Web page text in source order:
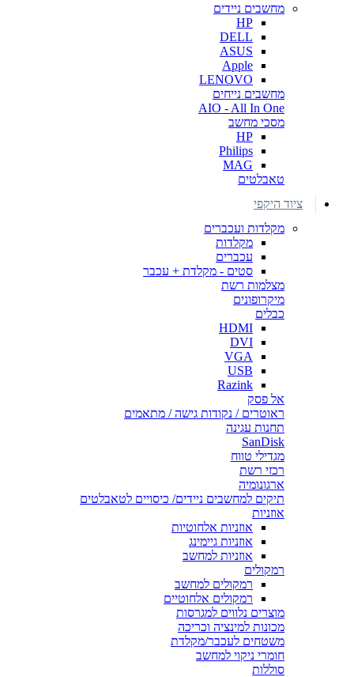
מחשבים ניידים
HP
DELL
ASUS
Apple
LENOVO
מחשבים נייחים
AIO - All In One
מסכי מחשב
HP
Philips
MAG
טאבלטים
ציוד היקפי
מקלדות ועכברים
מקלדות
עכברים
סטים - מקלדת + עכבר
מצלמות רשת
מיקרופונים
כבלים
HDMI
DVI
VGA
USB
Razink
אל פסק
ראוטרים / נקודות גישה / מתאמים
תחנות עגינה
SanDisk
מגדילי טווח
רכזי רשת
ארגונומיה
תיקים למחשבים ניידים/ כיסויים לטאבלטים
אוזניות
אוזניות אלחוטיות
אוזניות גיימינג
אוזניות למחשב
רמקולים
רמקולים למחשב
רמקולים אלחוטיים
מוצרים נלווים למגרסות
מכונות למינציה וכריכה
משטחים לעכבר/מקלדת
חומרי ניקוי למחשב
סוללות